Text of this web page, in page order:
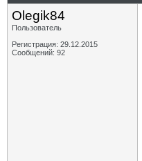
Olegik84
Пользователь
Регистрация: 29.12.2015
Сообщений: 92